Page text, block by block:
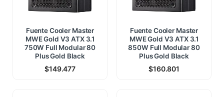
Fuente Cooler Master
MWE Gold V3 ATX 3.1
750W Full Modular 80
Plus Gold Black
$149.477
Fuente Cooler Master
MWE Gold V3 ATX 3.1
850W Full Modular 80
Plus Gold Black
$160.801